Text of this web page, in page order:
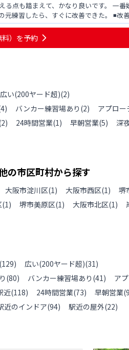
いです。 一番嬉しかったのが、ワンポイントレッ
できた。 ◾️改善点 しかし、利用して思ったのが人
）を予約
広い(200ヤード超)(2)
4) バンカー練習場あり (2) アプロー
2) 24時間営業(1) 早朝営業(5) 深
の市区町村から探す
大阪市淀川区(1) 大阪市西区(1) 堺
(1) 堺市美原区(1) 大阪市北区(1)
(129) 広い(200ヤード超)(31)
(80) バンカー練習場あり (41) ア
近(118) 24時間営業(73) 早朝営業(
近のインドア(94) 駅近の屋外(22)